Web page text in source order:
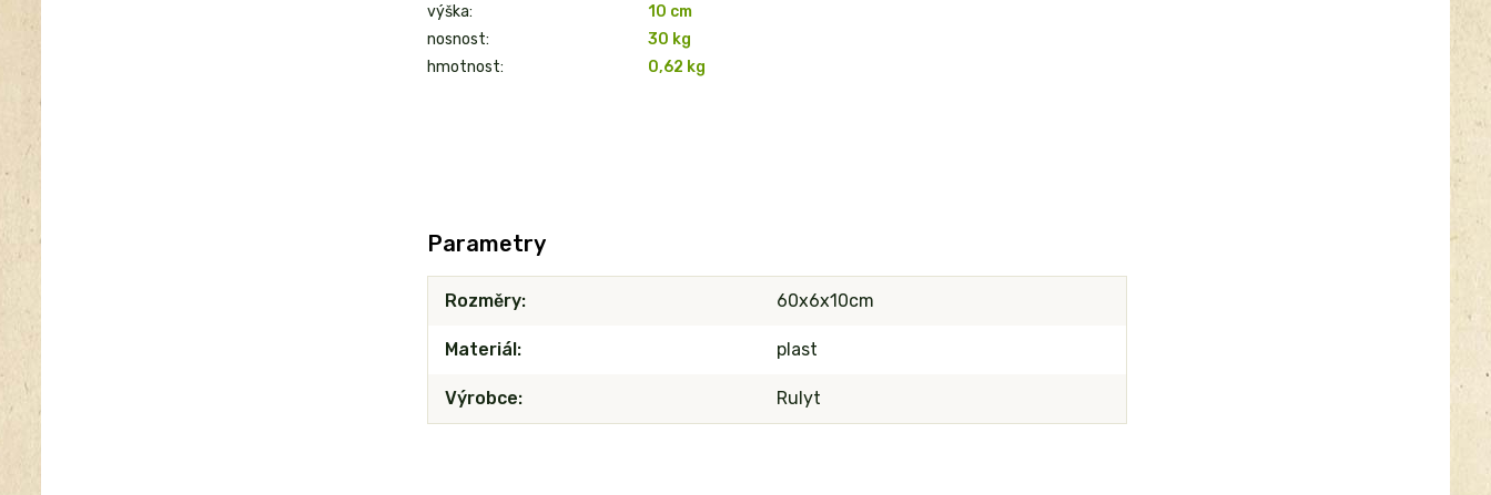
výška:
10 cm
nosnost:
30 kg
hmotnost:
0,62 kg
Parametry
Rozměry 60x6x10cm
Materiál plast
Výrobce Rulyt